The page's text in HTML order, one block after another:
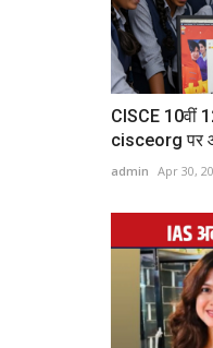
CISCE 10वीं
cisceorg पर
admin Apr 30,